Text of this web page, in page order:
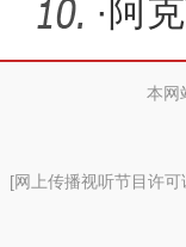
暖心
· 阿
民本网
[网上传播视听节目许